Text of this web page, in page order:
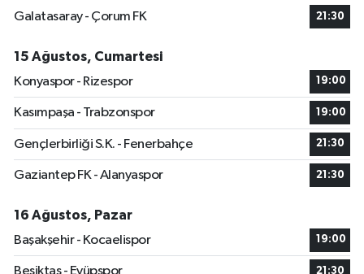
Galatasaray - Çorum FK
21:30
15 Ağustos, Cumartesi
Konyaspor - Rizespor
19:00
Kasımpaşa - Trabzonspor 19:00
Gençlerbirliği S.K. - Fenerbahçe 21:30
Gaziantep FK - Alanyaspor 21:30
16 Ağustos, Pazar
Başakşehir - Kocaelispor
19:00
21:30